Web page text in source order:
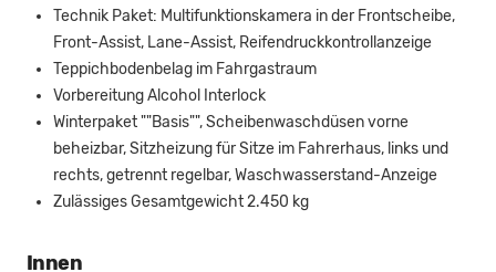
Technik Paket: Multifunktionskamera in der Frontscheibe,
Front-Assist, Lane-Assist, Reifendruckkontrollanzeige
Teppichbodenbelag im Fahrgastraum
Vorbereitung Alcohol Interlock
Winterpaket ""Basis"", Scheibenwaschdüsen vorne
beheizbar, Sitzheizung für Sitze im Fahrerhaus, links und
rechts, getrennt regelbar, Waschwasserstand-Anzeige
Zulässiges Gesamtgewicht 2.450 kg
Innen